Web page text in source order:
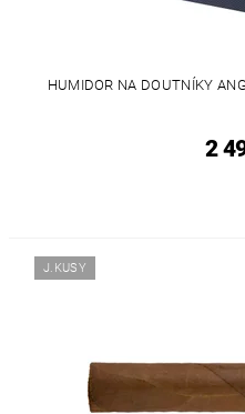
HUMIDOR NA DOUTNÍKY
2
J.KUSY